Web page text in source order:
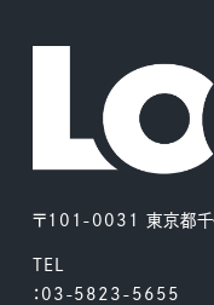
〒101-0031 東京都千
TEL
：03-5823-5655